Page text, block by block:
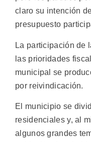
claro su intención
presupuesto
La participación de
las prioridades
municipal se
por reivindicación.
El municipio se
residenciales y, al
algunos grandes